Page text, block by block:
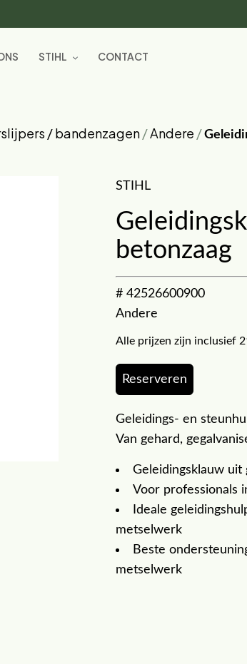
STIHL CONTACT
/ bandenzagen/Andere /
STIHL
betonzaag
# 42526600900
Andere
Alle prijzen zijn inclusief
Reserveren
Geleidings- en
Van gehard,
Geleidingsklauw uit
Voor professionals
Ideale
metselwerk
Beste
metselwerk